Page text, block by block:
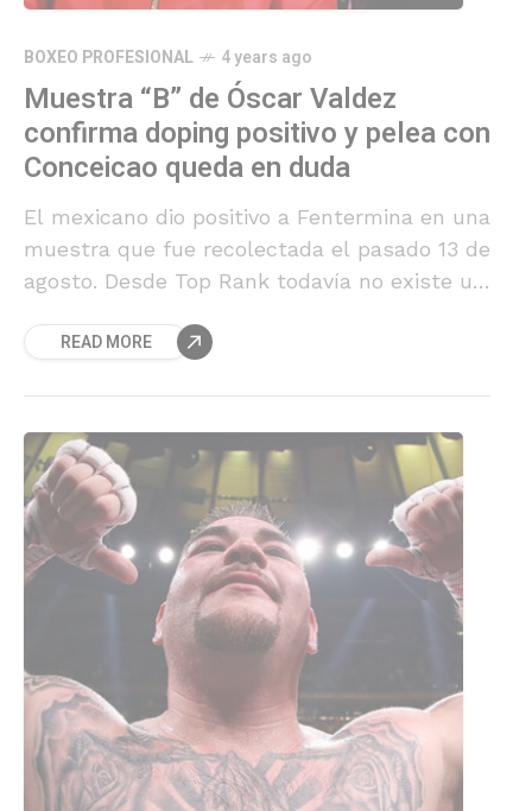
BOXEO PROFESIONAL 4 years ago
Muestra “B” de Óscar Valdez
confirma doping positivo y pelea con
Conceicao queda en duda
El mexicano dio positivo a Fentermina en una
muestra que fue recolectada el pasado 13 de
agosto. Desde Top Rank todavía no existe un
combate.
READ MORE